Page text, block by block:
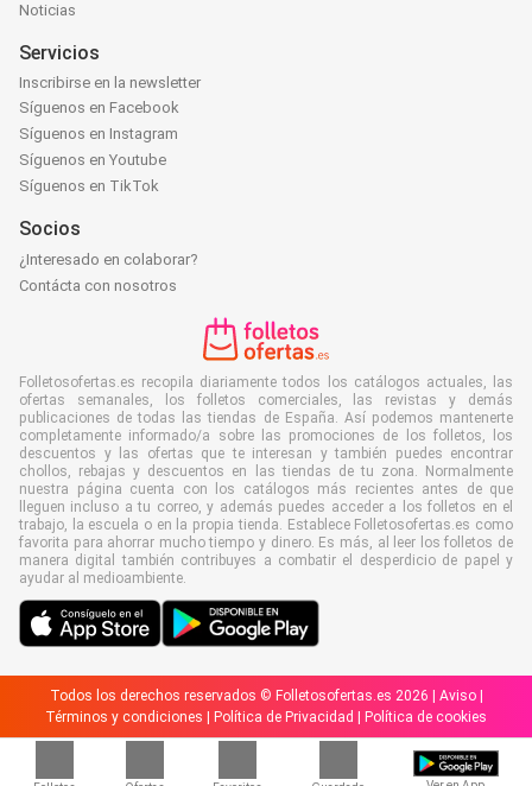
Noticias
Servicios
Inscribirse en la newsletter
Síguenos en Facebook
Síguenos en Instagram
Síguenos en Youtube
Síguenos en TikTok
Socios
¿Interesado en colaborar?
Contácta con nosotros
Folletosofertas.es recopila diariamente todos los catálogos actuales, las
ofertas semanales, los folletos comerciales, las revistas y demás
publicaciones de todas las tiendas de España. Así podemos mantenerte
completamente informado/a sobre las promociones de los folletos, los
descuentos y las ofertas que te interesan y también puedes encontrar
chollos, rebajas y descuentos en las tiendas de tu zona. Normalmente
nuestra página cuenta con los catálogos más recientes antes de que
lleguen incluso a tu correo, y además puedes acceder a los folletos en el
trabajo, la escuela o en la propia tienda. Establece Folletosofertas.es como
favorita para ahorrar mucho tiempo y dinero. Es más, al leer los folletos de
manera digital también contribuyes a combatir el desperdicio de papel y
ayudar al medioambiente.
Todos los derechos reservados © Folletosofertas.es 2026 | Aviso|
Términos y condiciones
Política de Privacidad Política de cookies